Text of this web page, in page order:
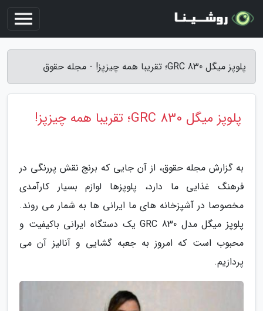
پلوپز میگل GRC 830؛ تقریبا همه چیزپز! - مجله حقوق
پلوپز میگل GRC 830؛ تقریبا همه چیزپز!
به گزارش مجله حقوق، از آن جایی که برنج نقش پررنگی در
فرهنگ غذایی ما دارد، پلوپزها لوازم بسیار کارآمدی
مخصوصا در آشپزخانه های ما ایرانی ها به شمار می روند.
پلوپز میگل مدل GRC 830 یک دستگاه ایرانی باکیفیت و
محبوب است که امروز به جعبه گشایی و آنالیز آن می
پردازیم.